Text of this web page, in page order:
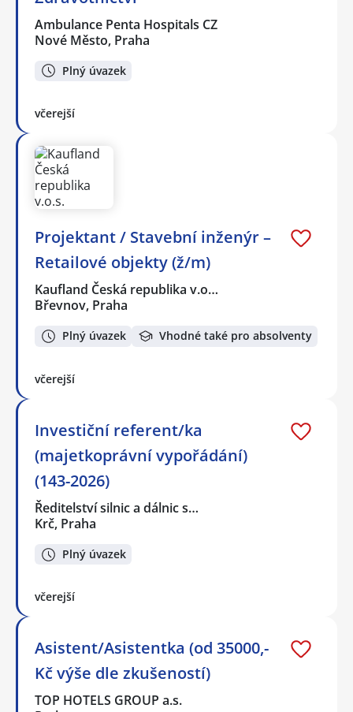
Ambulance Penta Hospitals CZ
Nové Město, Praha
Plný úvazek
včerejší
Projektant / Stavební inženýr –
Retailové objekty (ž/m)
Kaufland Česká republika v.o…
Břevnov, Praha
Plný úvazek Vhodné také pro absolventy
včerejší
Investiční referent/ka
(majetkoprávní vypořádání)
(143-2026)
Ředitelství silnic a dálnic s…
Krč, Praha
Plný úvazek
včerejší
Asistent/Asistentka (od 35000,-
Kč výše dle zkušeností)
TOP HOTELS GROUP a.s.